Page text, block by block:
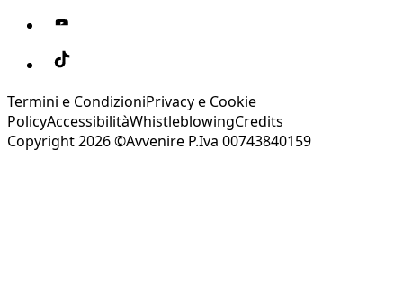
Termini e CondizioniPrivacy e Cookie
PolicyAccessibilitàWhistleblowingCredits
Copyright 2026 ©Avvenire P.Iva 00743840159